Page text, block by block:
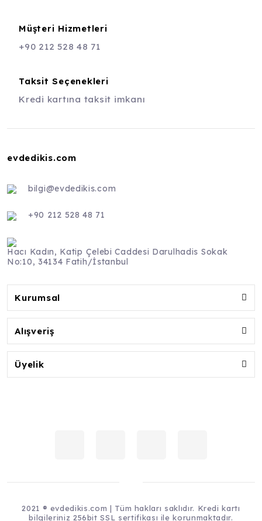
Müşteri Hizmetleri
+90 212 528 48 71
Taksit Seçenekleri
Kredi kartına taksit imkanı
evdedikis.com
bilgi@evdedikis.com
+90 212 528 48 71
Hacı Kadın, Katip Çelebi Caddesi Darulhadis Sokak
No:10, 34134 Fatih/İstanbul
Kurumsal
Alışveriş
Üyelik
2021 ® evdedikis.com | Tüm hakları saklıdır. Kredi kartı
bilgileriniz 256bit SSL sertifikası ile korunmaktadır.